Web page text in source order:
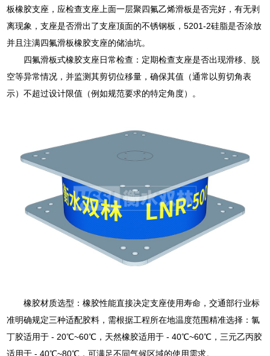
板橡胶支座，应检查支座上面一层聚四氟乙烯滑板是否完好，有无剥
离现象，支座是否滑出了支座顶面的不锈钢板，5201-2硅脂是否涂放
并且注满四氟滑板橡胶支座的储油坑。
四氟滑板式橡胶支座日常检查：定期检查支座是否出现滑移、脱
空等异常情况，并监测其剪切位移量，确保其值（通常以剪切角表
示）不超过设计限值（例如规范要求的特定角度）。
橡胶材质选型：橡胶性能直接决定支座使用寿命，交通部行业标
准明确规定三种适配胶料，需根据工程所在地温度范围精准选择：氯
丁胶适用于 - 20℃~60℃，天然橡胶适用于 - 40℃~60℃，三元乙丙胶
适用于 - 40℃~80℃，可满足不同气候区域的使用需求。